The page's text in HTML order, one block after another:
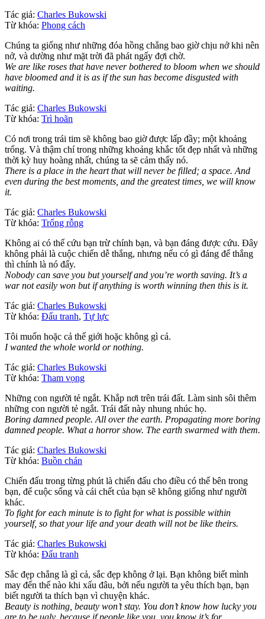
Tác giả: Charles Bukowski
Từ khóa: Phong cách
Chúng ta giống như những đóa hồng chẳng bao giờ chịu nở khi nên
nở, và dường như mặt trời đã phát ngấy đợi chờ.
We are like roses that have never bothered to bloom when we should
have bloomed and it is as if the sun has become disgusted with
waiting.
Tác giả: Charles Bukowski
Từ khóa: Trì hoãn
Có nơi trong trái tim sẽ không bao giờ được lấp đầy; một khoảng
trống. Và thậm chí trong những khoảng khắc tốt đẹp nhất và những
thời kỳ huy hoàng nhất, chúng ta sẽ cảm thấy nó.
There is a place in the heart that will never be filled; a space. And
even during the best moments, and the greatest times, we will know
it.
Tác giả: Charles Bukowski
Từ khóa: Trống rỗng
Không ai có thể cứu bạn trừ chính bạn, và bạn đáng được cứu. Đây
không phải là cuộc chiến dễ thắng, nhưng nếu có gì đáng để thắng
thì chính là nó đấy.
Nobody can save you but yourself and you’re worth saving. It’s a
war not easily won but if anything is worth winning then this is it.
Tác giả: Charles Bukowski
Từ khóa: Đấu tranh, Tự lực
Tôi muốn hoặc cả thế giới hoặc không gì cả.
I wanted the whole world or nothing.
Tác giả: Charles Bukowski
Từ khóa: Tham vọng
Những con người tẻ ngắt. Khắp nơi trên trái đất. Làm sinh sôi thêm
những con người tẻ ngắt. Trái đất này nhung nhúc họ.
Boring damned people. All over the earth. Propagating more boring
damned people. What a horror show. The earth swarmed with them.
Tác giả: Charles Bukowski
Từ khóa: Buồn chán
Chiến đấu trong từng phút là chiến đấu cho điều có thể bên trong
bạn, để cuộc sống và cái chết của bạn sẽ không giống như người
khác.
To fight for each minute is to fight for what is possible within
yourself, so that your life and your death will not be like theirs.
Tác giả: Charles Bukowski
Từ khóa: Đấu tranh
Sắc đẹp chẳng là gì cả, sắc đẹp không ở lại. Bạn không biết mình
may đến thế nào khi xấu đâu, bởi nếu người ta yêu thích bạn, bạn
biết người ta thích bạn vì chuyện khác.
Beauty is nothing, beauty won’t stay. You don’t know how lucky you
are to be ugly, because if people like you, you know it’s for